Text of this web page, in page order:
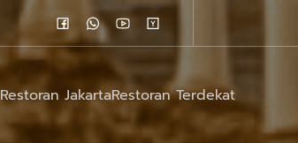
Restoran JakartaRestoran Terdekat